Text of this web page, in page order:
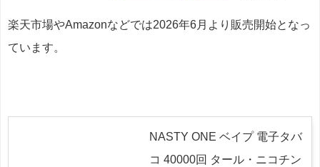
楽天市場やAmazonなどでは2026年6月より販売開始となっ
ています。
NASTY ONE ベイプ 電子タバ
コ 40000回 タール・ニコチン